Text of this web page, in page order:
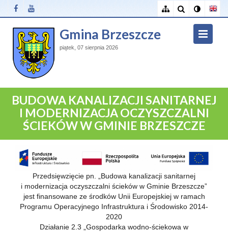
Gmina Brzeszcze
piątek, 07 sierpnia 2026
BUDOWA KANALIZACJI SANITARNEJ
I MODERNIZACJA OCZYSZCZALNI
ŚCIEKÓW W GMINIE BRZESZCZE
Przedsięwzięcie pn. „Budowa kanalizacji sanitarnej
i modernizacja oczyszczalni ścieków w Gminie Brzeszcze”
jest finansowane ze środków Unii Europejskiej w ramach
Programu Operacyjnego Infrastruktura i Środowisko 2014-
2020
Działanie 2.3 „Gospodarka wodno-ściekowa w